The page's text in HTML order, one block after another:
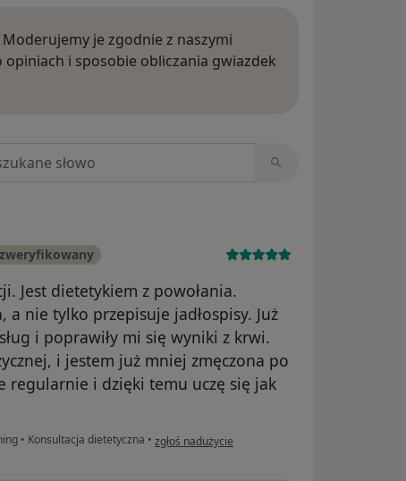
je zgodnie z naszymi
i sposobie obliczania gwiazdek
opiniach
Jest dietetykiem z powołania.
nie tylko przepisuje jadłospisy. Już
i poprawiły mi się wyniki z krwi.
i jestem już mniej zmęczona po
regularnie i dzięki temu uczę się jak
• Konsultacja dietetyczna • w opinii użytkownika Maria Szuman
zgłoś nadużycie